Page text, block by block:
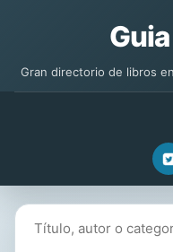
Gran directorio de libros